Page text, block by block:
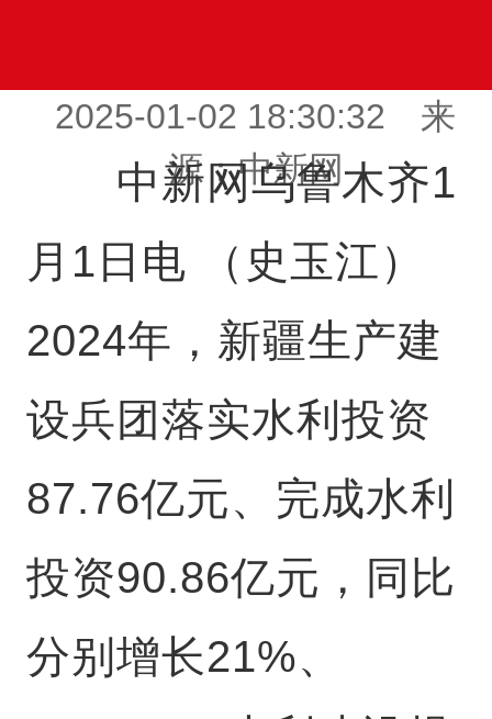
2025-01-02 18:30:32 来
源：中新网
中新网乌鲁木齐1
月1日电 （史玉江）
2024年，新疆生产建
设兵团落实水利投资
87.76亿元、完成水利
投资90.86亿元，同比
分别增长21%、